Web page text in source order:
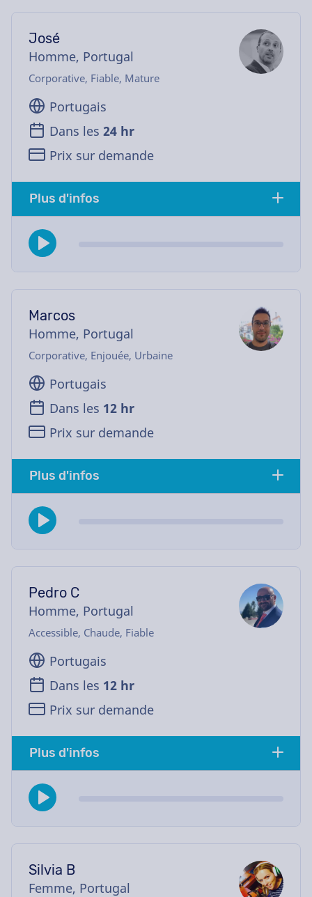
José
Homme, Portugal
Corporative, Fiable, Mature
Portugais
Dans les 24 hr
Prix sur demande
Plus d'infos
Marcos
Homme, Portugal
Corporative, Enjouée, Urbaine
Portugais
Dans les 12 hr
Prix sur demande
Plus d'infos
Pedro C
Homme, Portugal
Accessible, Chaude, Fiable
Portugais
Dans les 12 hr
Prix sur demande
Plus d'infos
Silvia B
Femme, Portugal